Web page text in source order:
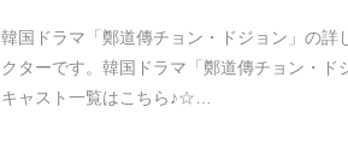
韓国ドラマ「鄭道傳チョン・ドジョン」の詳
クターです。韓国ドラマ「鄭道傳チョン・ド
キャスト一覧はこちら♪☆…